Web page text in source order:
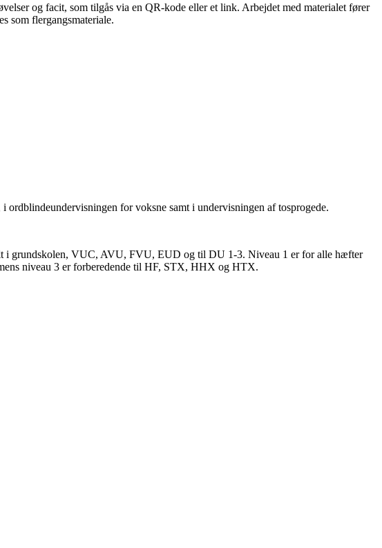
og facit, som tilgås via en QR-kode eller et link. Arbejdet med materialet fører
som flergangsmateriale.
for voksne samt i undervisningen af tosprogede.
i grundskolen, VUC, AVU, FVU, EUD og til DU 1-3. Niveau 1 er for alle hæfter
niveau 3 er forberedende til HF, STX, HHX og HTX.